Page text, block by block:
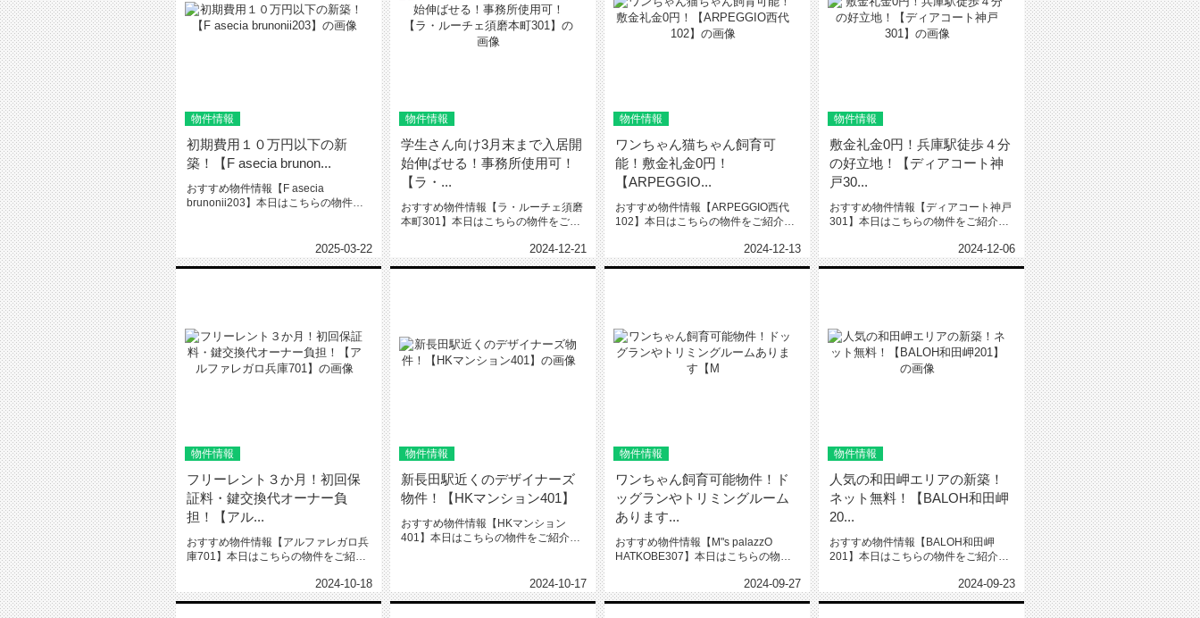
物件情報
初期費用１０万円以下の新
築！【F asecia brunon...
おすすめ物件情報【F asecia
brunonii203】本日はこちらの物件を
2025-03-22
物件情報
学生さん向け3月末まで入居開
始伸ばせる！事務所使用可！
【ラ・...
おすすめ物件情報【ラ・ルーチェ須磨
本町301】本日はこちらの物件をご紹
2024-12-21
物件情報
ワンちゃん猫ちゃん飼育可
能！敷金礼金0円！
【ARPEGGIO...
おすすめ物件情報【ARPEGGIO西代
102】本日はこちらの物件をご紹介い
2024-12-13
物件情報
敷金礼金0円！兵庫駅徒歩４分
の好立地！【ディアコート神
戸30...
おすすめ物件情報【ディアコート神戸
301】本日はこちらの物件をご紹介い
2024-12-06
物件情報
フリーレント３か月！初回保
証料・鍵交換代オーナー負
担！【アル...
おすすめ物件情報【アルファレガロ兵
庫701】本日はこちらの物件をご紹介
2024-10-18
物件情報
新長田駅近くのデザイナーズ
物件！【HKマンション401】
おすすめ物件情報【HKマンション
401】本日はこちらの物件をご紹介い
2024-10-17
物件情報
ワンちゃん飼育可能物件！ド
ッグランやトリミングルーム
あります...
おすすめ物件情報【M"s palazzO
HATKOBE307】本日はこちらの物件
2024-09-27
物件情報
人気の和田岬エリアの新築！
ネット無料！【BALOH和田岬
20...
おすすめ物件情報【BALOH和田岬
201】本日はこちらの物件をご紹介い
2024-09-23